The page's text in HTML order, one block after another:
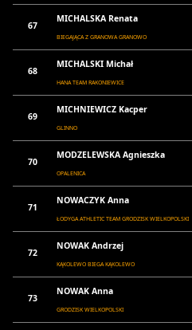
67
MICHALSKA Renata
BIEGAJĄCA Z GRANOWA GRANOWO
68
MICHALSKI Michał
HANA TEAM RAKONIEWICE
69
MICHNIEWICZ Kacper
GLINNO
70
MODZELEWSKA Agnieszka
OPALENICA
71
NOWACZYK Anna
ŁODYGA ATHLETIC TEAM GRODZISK WIELKOPOLSKI
72
NOWAK Andrzej
KĄKOLEWO BIEGA KĄKOLEWO
73
NOWAK Anna
GRODZISK WIELKOPOLSKI